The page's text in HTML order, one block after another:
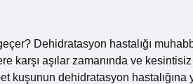
Dehidratasyon hastalığı
karşı aşılar zamanında ve
kuşunun dehidratasyon